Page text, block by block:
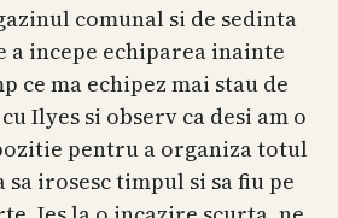
comunal si de sedinta
a incepe echiparea inainte
ce ma echipez mai stau de
Ilyes si observ ca desi am o
pentru a organiza totul
sa irosesc timpul si sa fiu pe